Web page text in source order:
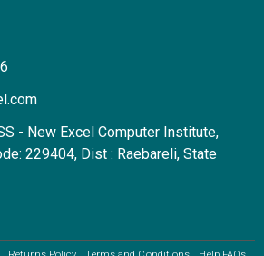
- New Excel Computer Institute,
229404, Dist : Raebareli, State